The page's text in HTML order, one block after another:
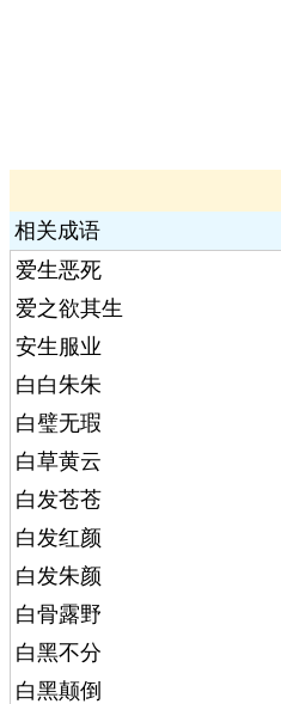
相关成语
爱生恶死
爱之欲其生
安生服业
白白朱朱
白璧无瑕
白草黄云
白发苍苍
白发红颜
白发朱颜
白骨露野
白黑不分
白黑颠倒